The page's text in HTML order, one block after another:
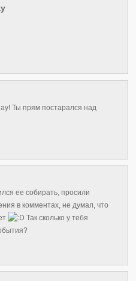
Ты прям постарался над
ее собирать, просили
в комментах, не думал, что
Так сколько у тебя